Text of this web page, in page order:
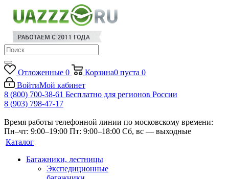
Отложенные 0 Корзина0 пуста 0
ВойтиМой кабинет
8 (800) 700-38-61 Бесплатно для регионов России
8 (903) 798-47-17
Время работы телефонной линии по московскому времени:
Пн–чт: 9:00–19:00 Пт: 9:00–18:00 Сб, вс — выходные
Каталог
Багажники, лестницы
Экспедиционные